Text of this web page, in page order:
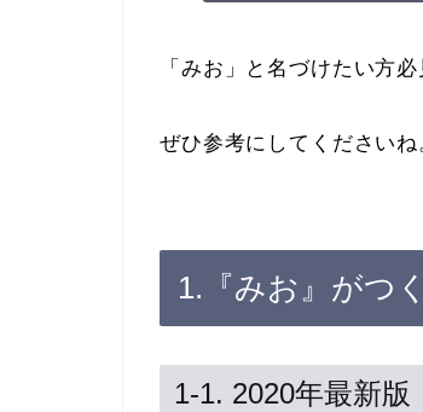
「みお」と名づけたい方必
ぜひ参考にしてくださいね
1.『みお』がつ
1-1. 2020年最新